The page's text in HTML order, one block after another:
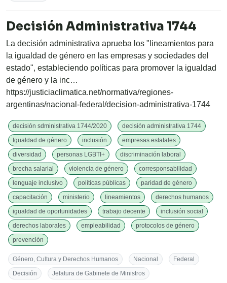
Decisión Administrativa 1744
La decisión administrativa aprueba los "lineamientos para
la igualdad de género en las empresas y sociedades del
estado", estableciendo políticas para promover la igualdad
de género y la inc…
https://justiciaclimatica.net/normativa/regiones-
argentinas/nacional-federal/decision-administrativa-1744
decisión sdministrativa 1744/2020
decisión administrativa 1744
Igualdad de género
inclusión
empresas estatales
diversidad
personas LGBTI+
discriminación laboral
brecha salarial
violencia de género
corresponsabilidad
lenguaje inclusivo
políticas públicas
paridad de género
capacitación
ministerio lineamientos
derechos humanos
igualdad de oportunidades
trabajo decente
inclusión social
derechos laborales
empleabilidad
protocolos de género
prevención
Género, Cultura y Derechos Humanos Nacional
Federal
Decisión
Jefatura de Gabinete de Ministros